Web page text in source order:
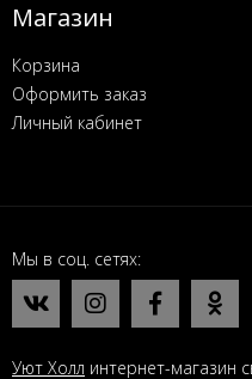
Магазин
Корзина
Оформить заказ
Личный кабинет
Мы в соц. сетях
Уют Холл интернет-магазин